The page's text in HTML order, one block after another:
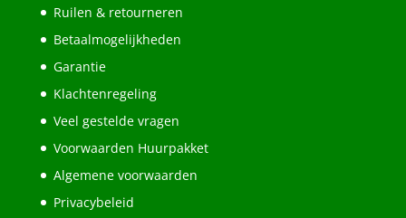
Ruilen & retourneren
Betaalmogelijkheden
Garantie
Klachtenregeling
Veel gestelde vragen
Voorwaarden Huurpakket
Algemene voorwaarden
Privacybeleid